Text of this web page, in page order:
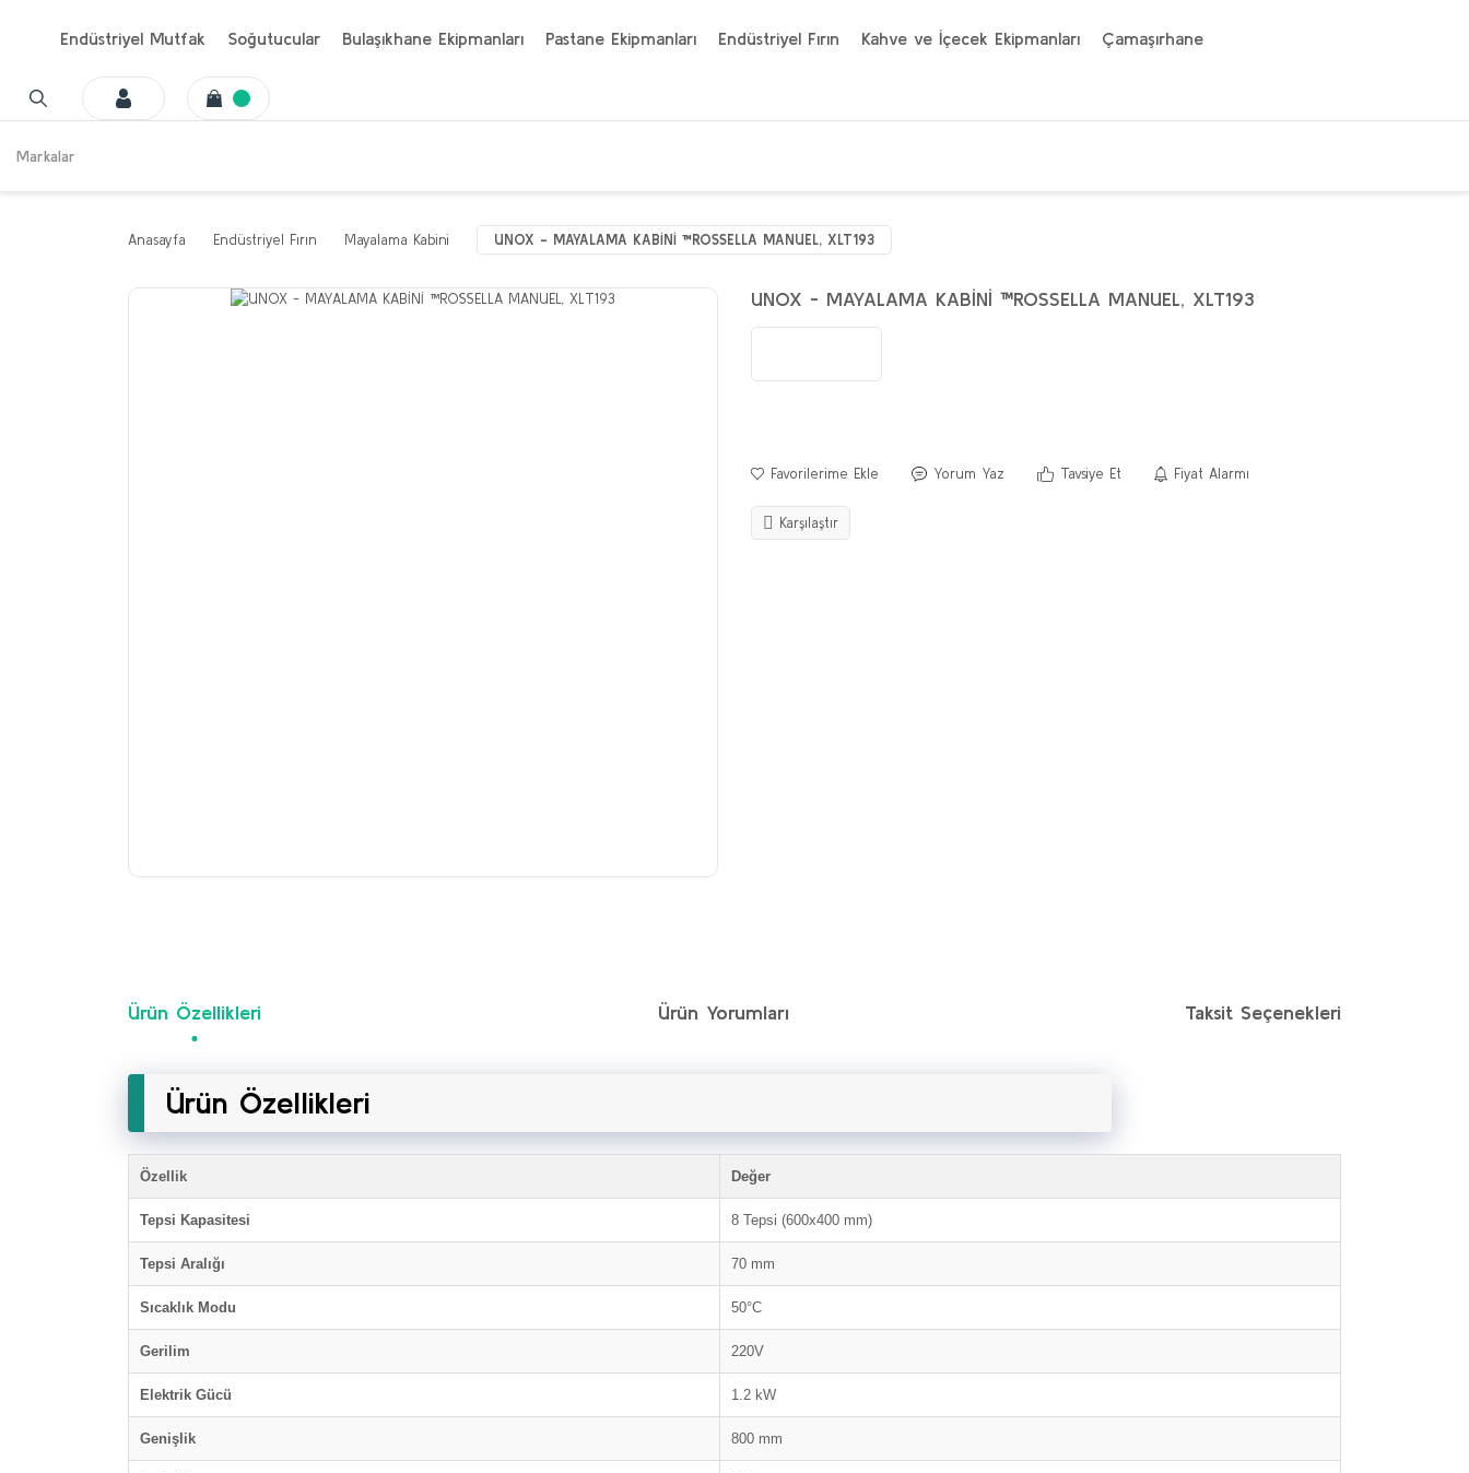
Endüstriyel Mutfak Soğutucular Bulaşıkhane Ekipmanları Pastane Ekipmanları Endüstriyel Fırın Kahve ve İçecek Ekipmanları Çamaşırhane
Markalar
Anasayfa Endüstriyel Fırın Mayalama Kabini UNOX - MAYALAMA KABİNİ ™ROSSELLA MANUEL, XLT193
UNOX - MAYALAMA KABİNİ ™ROSSELLA MANUEL, XLT193
Yorum Yaz Tavsiye Et Fiyat Alarmı
Karşılaştır
Ürün Özellikleri Ürün Yorumları Taksit Seçenekleri
Ürün Özellikleri
Özellik Değer
Tepsi Kapasitesi 8 Tepsi (600x400 mm)
Tepsi Aralığı 70 mm
Sıcaklık Modu 50°C
Gerilim 220V
Elektrik Gücü 1.2 kW
Genişlik 800 mm